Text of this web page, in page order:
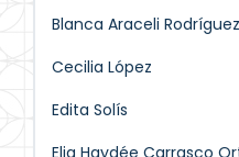
Blanca Araceli
Cecilia López
Edita Solís
Elia Haydée Carrasco